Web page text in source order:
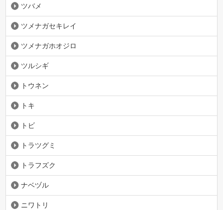
ツバメ
ツメナガセキレイ
ツメナガホオジロ
ツルシギ
トウネン
トキ
トビ
トラツグミ
トラフズク
ナベヅル
ニワトリ